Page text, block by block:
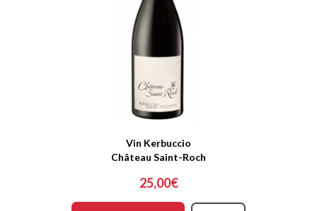
Vin Kerbuccio
Château Saint-Roch
25,00€